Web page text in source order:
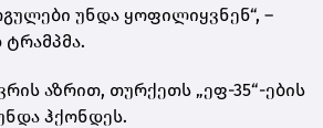
უნდა ყოფილიყვნენ“, –
აზრით, თურქეთს „ეფ-35“-ების
ჰქონდეს.